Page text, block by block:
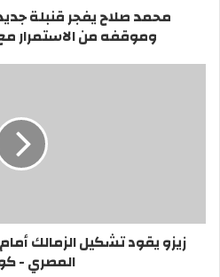
محمد صلاح يفجر قنبلة
وموقفه من الاستمرار
زيزو يقود تشكيل الزمالك
المصري -